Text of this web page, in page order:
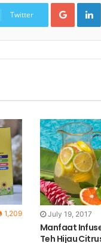
Twitter
1,209 July 19, 2017
Manfaat
Teh Hijau